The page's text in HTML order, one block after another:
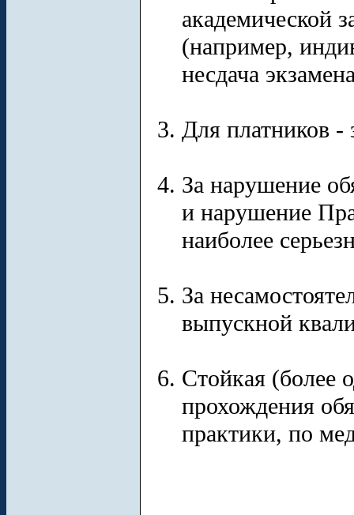
академической
(например,
несдача
Для платников -
За нарушение
и нарушение
наиболее
За
выпускной
Стойкая (более
прохождения
практики, по